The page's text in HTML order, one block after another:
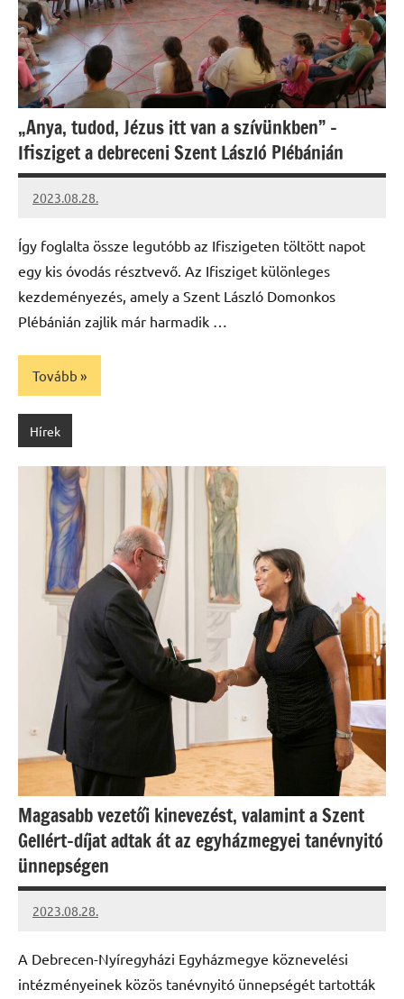
„Anya, tudod, Jézus itt van a szívünkben” –
Ifisziget a debreceni Szent László Plébánián
2023.08.28.
kovacs.agi
Így foglalta össze legutóbb az Ifiszigeten töltött napot
egy kis óvodás résztvevő. Az Ifisziget különleges
kezdeményezés, amely a Szent László Domonkos
Plébánián zajlik már harmadik …
Tovább
Hírek
Magasabb vezetői kinevezést, valamint a Szent
Gellért-díjat adtak át az egyházmegyei tanévnyitó
ünnepségen
2023.08.28.
kovacs.agi
A Debrecen-Nyíregyházi Egyházmegye köznevelési
intézményeinek közös tanévnyitó ünnepségét tartották